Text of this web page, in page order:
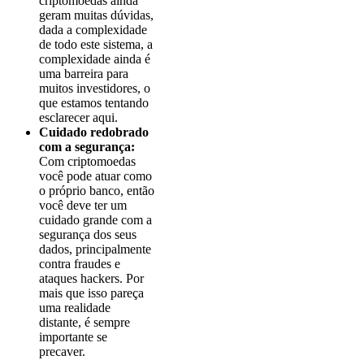
geram muitas dúvidas,
dada a complexidade
de todo este sistema, a
complexidade ainda é
uma barreira para
muitos investidores, o
que estamos tentando
esclarecer aqui.
Cuidado redobrado
com a segurança:
Com criptomoedas
você pode atuar como
o próprio banco, então
você deve ter um
cuidado grande com a
segurança dos seus
dados, principalmente
contra fraudes e
ataques hackers. Por
mais que isso pareça
uma realidade
distante, é sempre
importante se
precaver.